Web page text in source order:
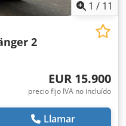
1 / 11
2
EUR 15.900
precio fijo IVA no incluído
Llamar